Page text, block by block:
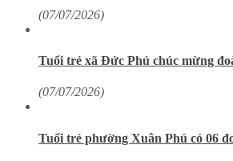
(07/07/2026)
Tuổi trẻ xã Đức Phú chúc mừng
(07/07/2026)
Tuổi trẻ phường Xuân Phú có 06